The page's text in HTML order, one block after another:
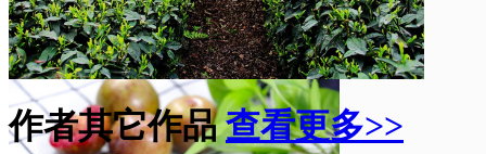
作者其它作品 查看更多>>